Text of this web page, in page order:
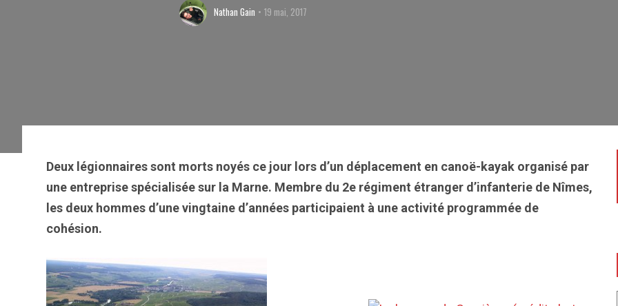
Nathan Gain 19 mai, 2017
Deux légionnaires sont morts noyés ce jour lors d’un déplacement en canoë-kayak organisé par
une entreprise spécialisée sur la Marne. Membre du 2e régiment étranger d’infanterie de Nîmes,
les deux hommes d’une vingtaine d’années participaient à une activité programmée de
cohésion.